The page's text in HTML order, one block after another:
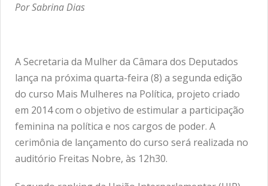
Por Sabrina Dias
A Secretaria da Mulher da Câmara dos Deputados
lança na próxima quarta-feira (8) a segunda edição
do curso Mais Mulheres na Política, projeto criado
em 2014 com o objetivo de estimular a participação
feminina na política e nos cargos de poder. A
cerimônia de lançamento do curso será realizada no
auditório Freitas Nobre, às 12h30.